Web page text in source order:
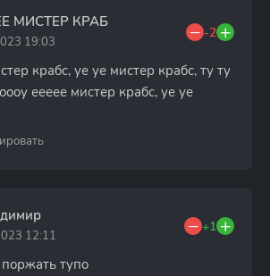
МИСТЕР КРАБ
19:03
-2
крабс, уе уе мистер крабс, ту ту
еееее мистер крабс, уе уе
12:11
+1
тупо